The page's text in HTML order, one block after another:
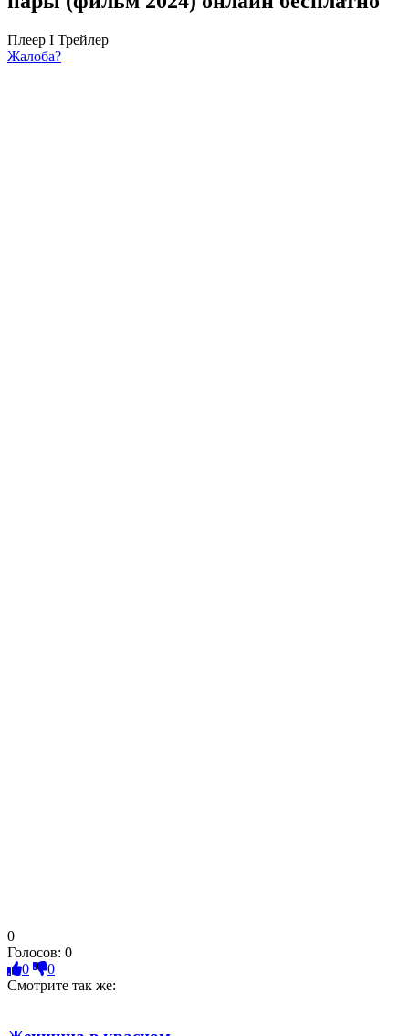
Плеер I Трейлер
Жалоба?
0
Голосов: 0
0
0
Смотрите так же: